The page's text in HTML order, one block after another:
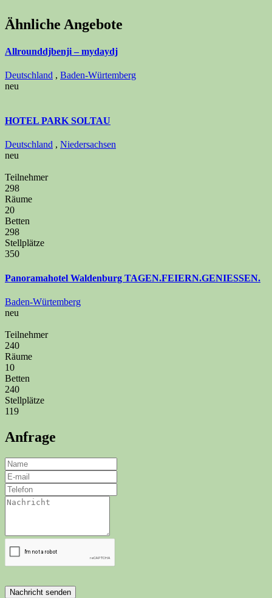
Ähnliche Angebote
Allrounddjbenji – mydaydj
Deutschland , Baden-Würtemberg
neu
HOTEL PARK SOLTAU
Deutschland , Niedersachsen
neu
Teilnehmer
298
Räume
20
Betten
298
Stellplätze
350
Panoramahotel Waldenburg TAGEN.FEIERN.GENIESSEN.
Baden-Würtemberg
neu
Teilnehmer
240
Räume
10
Betten
240
Stellplätze
119
Anfrage
Nachricht senden